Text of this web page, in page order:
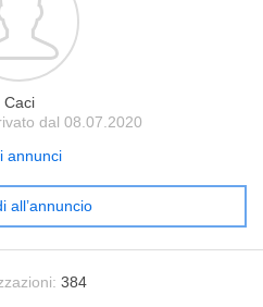
Caci
dal 08.07.2020
annunci
all’annuncio
384